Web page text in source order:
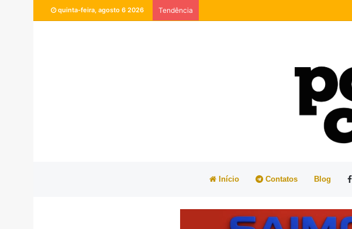
quinta-feira, agosto 6 2026 Tendência
Início Contatos Blog